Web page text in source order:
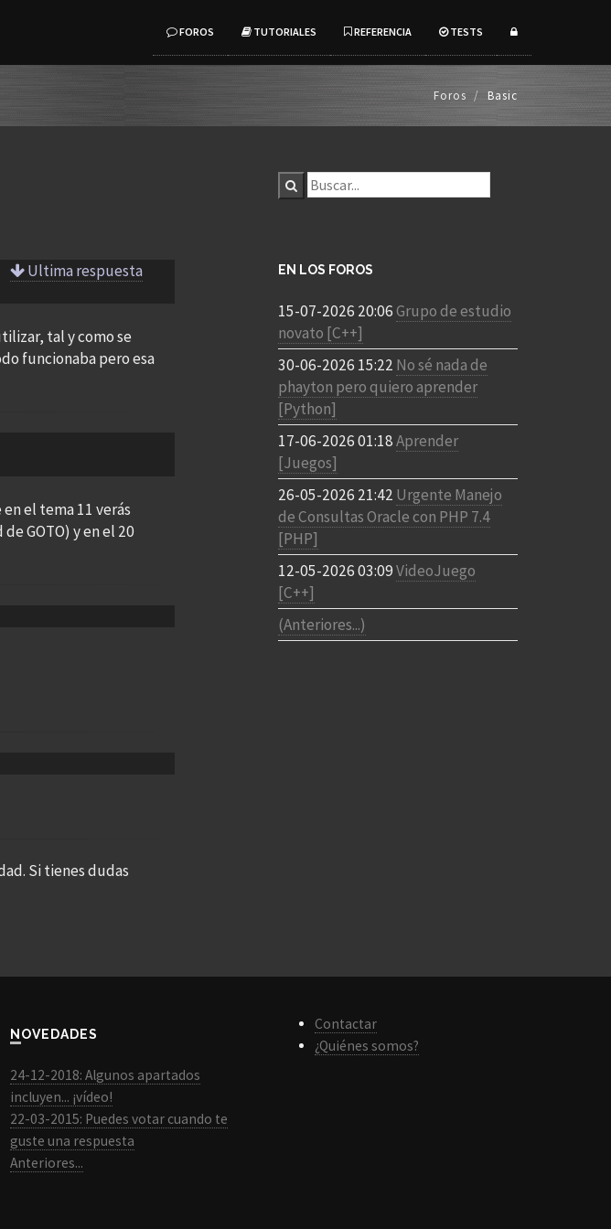
FOROS TUTORIALES REFERENCIA TESTS
Foros Basic
Ultima respuesta
tal y como se
funcionaba pero esa
en el tema 11 verás
GOTO) y en el 20
Si tienes dudas
EN LOS FOROS
15-07-2026 20:06Grupo de estudio
novato [C++]
30-06-2026 15:22 No sé nada de
phayton pero quiero aprender
[Python]
17-06-2026 01:18Aprender
[Juegos]
26-05-2026 21:42 Urgente Manejo
de Consultas Oracle con PHP 7.4
[PHP]
12-05-2026 03:09VideoJuego
[C++]
(Anteriores...)
NOVEDADES
24-12-2018: Algunos apartados
incluyen... ¡vídeo!
22-03-2015: Puedes votar cuando te
guste una respuesta
Anteriores...
Contactar
¿Quiénes somos?